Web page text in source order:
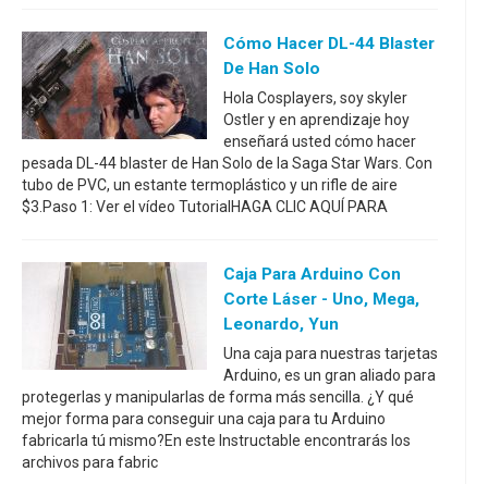
Cómo Hacer DL-44 Blaster
De Han Solo
Hola Cosplayers, soy skyler
Ostler y en aprendizaje hoy
enseñará usted cómo hacer
pesada DL-44 blaster de Han Solo de la Saga Star Wars. Con
tubo de PVC, un estante termoplástico y un rifle de aire
$3.Paso 1: Ver el vídeo TutorialHAGA CLIC AQUÍ PARA
Caja Para Arduino Con
Corte Láser - Uno, Mega,
Leonardo, Yun
Una caja para nuestras tarjetas
Arduino, es un gran aliado para
protegerlas y manipularlas de forma más sencilla. ¿Y qué
mejor forma para conseguir una caja para tu Arduino
fabricarla tú mismo?En este Instructable encontrarás los
archivos para fabric